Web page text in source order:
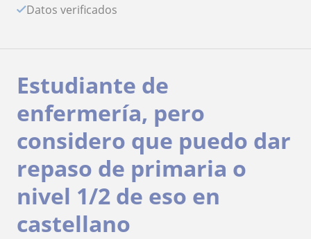
Datos verificados
Estudiante de
enfermería, pero
considero que puedo dar
repaso de primaria o
nivel 1/2 de eso en
castellano